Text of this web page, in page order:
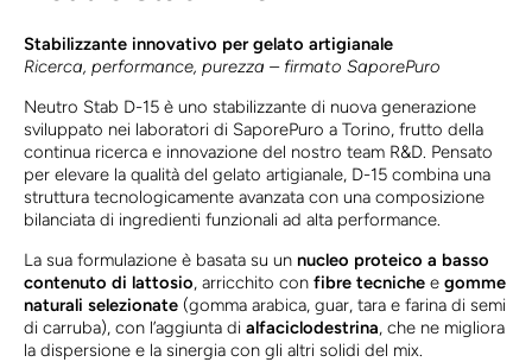
Stabilizzante innovativo per gelato artigianale
Ricerca, performance, purezza – firmato SaporePuro
Neutro Stab D-15 è uno stabilizzante di nuova generazione
sviluppato nei laboratori di SaporePuro a Torino, frutto della
continua ricerca e innovazione del nostro team R&D. Pensato
per elevare la qualità del gelato artigianale, D-15 combina una
struttura tecnologicamente avanzata con una composizione
bilanciata di ingredienti funzionali ad alta performance.
La sua formulazione è basata su un nucleo proteico a basso
contenuto di lattosio, arricchito con fibre tecniche e gomme
naturali selezionate (gomma arabica, guar, tara e farina di semi
di carruba), con l’aggiunta di alfaciclodestrina, che ne migliora
la dispersione e la sinergia con gli altri solidi del mix.